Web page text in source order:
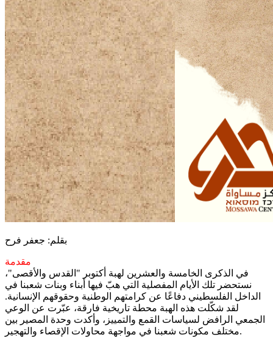
بقلم: جعفر فرح
مقدمة
في الذكرى الخامسة والعشرين لهبة أكتوبر "القدس والأقصى"،
نستحضر تلك الأيام المفصلية التي هبّ فيها أبناء وبنات شعبنا في
الداخل الفلسطيني دفاعًا عن كرامتهم الوطنية وحقوقهم الإنسانية.
لقد شكّلت هذه الهبة محطة تاريخية فارقة، عبّرت عن الوعي
الجمعي الرافض لسياسات القمع والتمييز، وأكدت وحدة المصير بين
مختلف مكونات شعبنا في مواجهة محاولات الإقصاء والتهجير.